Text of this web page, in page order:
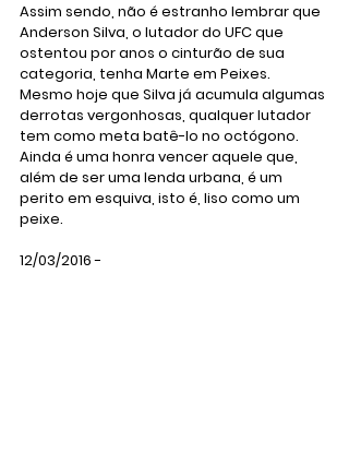
Assim sendo, não é estranho lembrar que
Anderson Silva, o lutador do UFC que
ostentou por anos o cinturão de sua
categoria, tenha Marte em Peixes.
Mesmo hoje que Silva já acumula algumas
derrotas vergonhosas, qualquer lutador
tem como meta batê-lo no octógono.
Ainda é uma honra vencer aquele que,
além de ser uma lenda urbana, é um
perito em esquiva, isto é, liso como um
peixe.
12/03/2016 -